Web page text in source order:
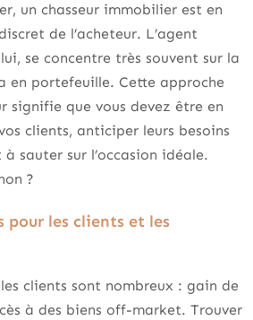
un chasseur immobilier est en
de l’acheteur. L’agent
se concentre très souvent sur la
en portefeuille. Cette approche
signifie que vous devez être en
clients, anticiper leurs besoins
sauter sur l’occasion idéale.
?
pour les clients et les
clients sont nombreux : gain de
à des biens off-market. Trouver